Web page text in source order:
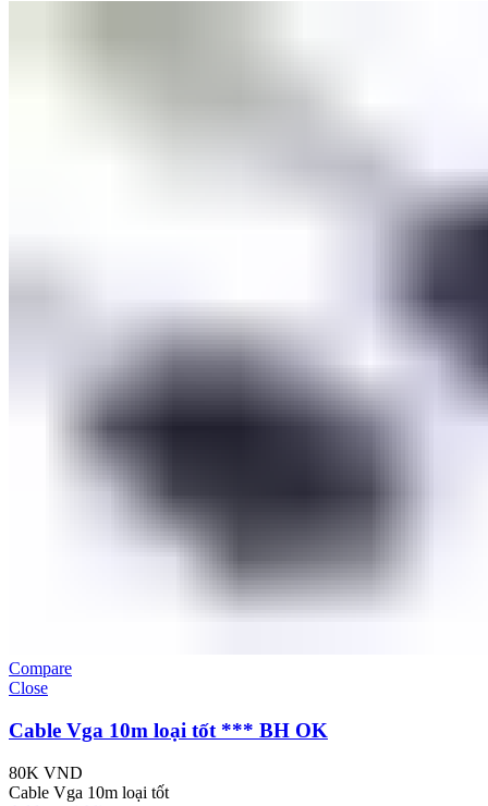
Compare
Close
Cable Vga 10m loại tốt *** BH OK
80K VND
Cable Vga 10m loại tốt